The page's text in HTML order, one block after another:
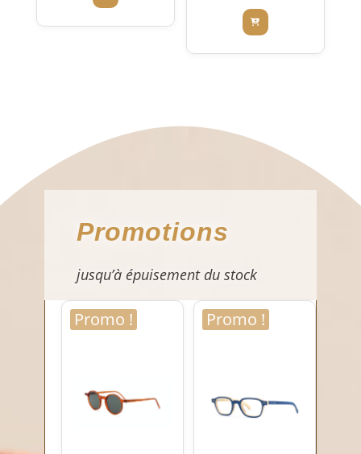
Promotions
jusqu’à épuisement du stock
Promo ! Promo !